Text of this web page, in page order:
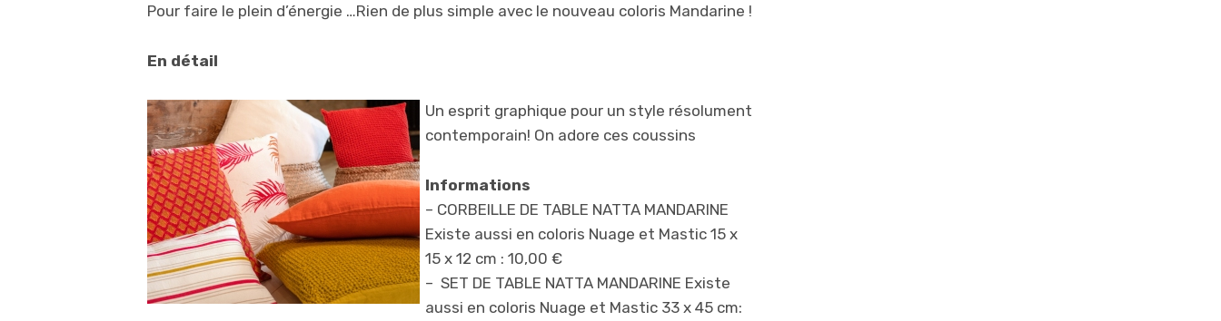
Pour faire le plein d’énergie …Rien de plus simple avec le nouveau coloris Mandarine !
En détail
Un esprit graphique pour un style résolument
contemporain! On adore ces coussins
Informations
– CORBEILLE DE TABLE NATTA MANDARINE
Existe aussi en coloris Nuage et Mastic 15 x
15 x 12 cm : 10,00 €
– SET DE TABLE NATTA MANDARINE Existe
aussi en coloris Nuage et Mastic 33 x 45 cm: